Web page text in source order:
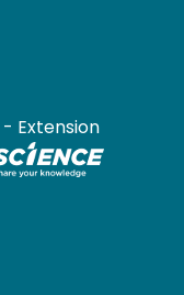
- Extension